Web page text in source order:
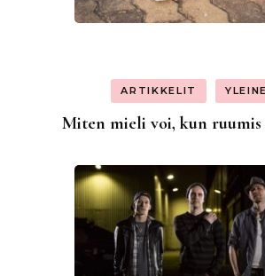
ARTIKKELIT
Miten mieli voi, kun ruumis